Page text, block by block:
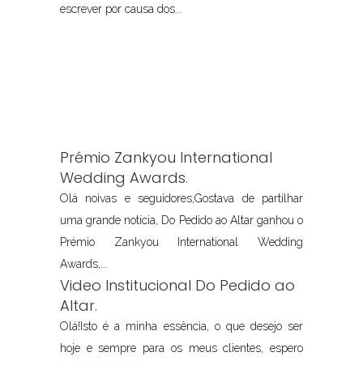
escrever por causa dos...
Prémio Zankyou International
Wedding Awards.
Olá noivas e seguidores,Gostava de partilhar
uma grande notícia, Do Pedido ao Altar ganhou o
Prémio Zankyou International Wedding
Awards,...
Video Institucional Do Pedido ao
Altar.
Olá!Isto é a minha essência, o que desejo ser
hoje e sempre para os meus clientes, espero